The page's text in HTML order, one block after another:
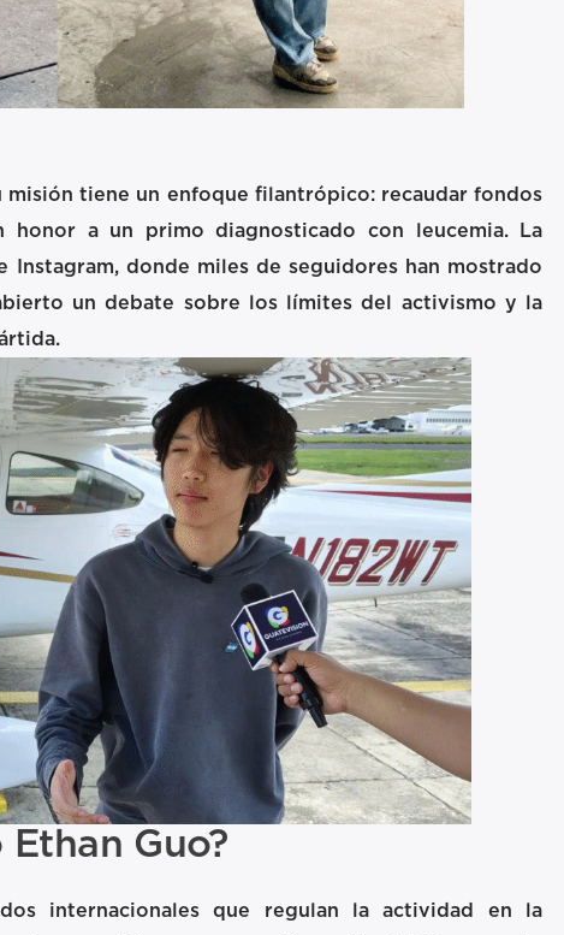
misión tiene un enfoque filantrópico: recaudar fondos
honor a un primo diagnosticado con leucemia. La
Instagram, donde miles de seguidores han mostrado
un debate sobre los límites del activismo y la
Guo?
internacionales que regulan la actividad en la